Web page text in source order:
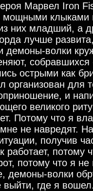
Марвел Iron
мощными клыками
них младший, а
лучше
демоны-волки
острыми как
организован для
и
великого
Потому что я
не навредят.
получив
работает, потому
потому что я
демоны-волки
выйти, где я